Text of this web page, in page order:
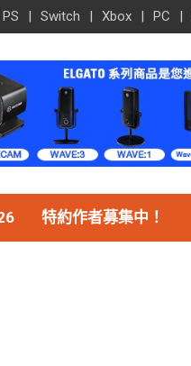
PS Switch Xbox PC
特約作者募集中！